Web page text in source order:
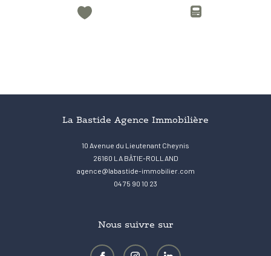
La Bastide Agence Immobilière
04 75 90 10 23
agence@labastide-immobilier.com
10 Avenue du Lieutenant Cheynis
26160
LA BÂTIE-ROLLAND
Nous suivre sur